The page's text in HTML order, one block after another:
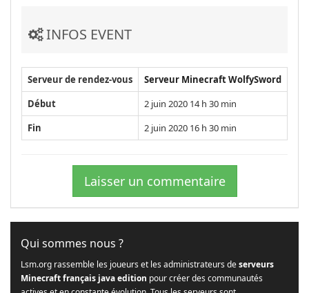
INFOS EVENT
Serveur de rendez-vous
Serveur Minecraft WolfySword
Début
2 juin 2020 14 h 30 min
Fin
2 juin 2020 16 h 30 min
Laisser un commentaire
Qui sommes nous ?
Lsm.org rassemble les joueurs et les administrateurs deserveurs
Minecraft français java edition pour créer des communautés